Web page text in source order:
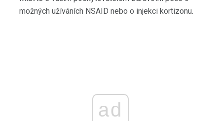
možných užíváních NSAID nebo o injekci kortizonu.
ad